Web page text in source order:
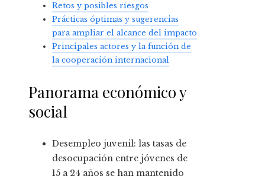
Retos y posibles riesgos
Prácticas óptimas y sugerencias
para ampliar el alcance del impacto
Principales actores y la función de
la cooperación internacional
Panorama económico y
social
Desempleo juvenil: las tasas de
desocupación entre jóvenes de
15 a 24 años se han mantenido